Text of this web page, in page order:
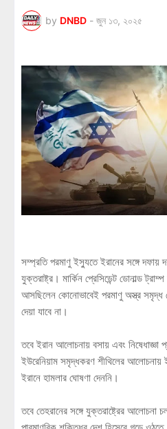
by DNBD - জুন ১৩, ২০২৫
সম্প্রতি পরমাণু ইস্যুতে ইরানের সঙ্গে
যুক্তরাষ্ট্র। মার্কিন প্রেসিডেন্ট ডোনাল্ড
আসছিলেন কোনোভাবেই পরমাণু অস্ত্র সমৃদ্ধ
দেয়া যাবে না।
তবে ইরান আলোচনায় বসায় এবং নিষেধাজ্ঞা
ইউরেনিয়াম সমৃদ্ধকরণ শীথিলের আলোচনায়
ইরানে হামলার ঘোষণা দেননি।
তবে তেহরানের সঙ্গে যুক্তরাষ্ট্রের আলোচনা